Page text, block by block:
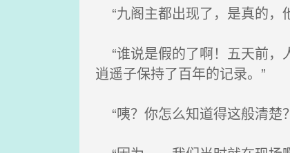
“九阁主都出现了，是真的，
“谁说是假的了啊！五天前，
逍遥子保持了百年的记录。”
“咦？你怎么知道得这般清楚